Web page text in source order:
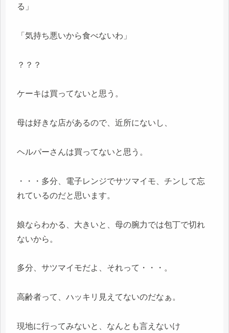
る」
「気持ち悪いから食べないわ」
？？？
ケーキは買ってないと思う。
母は好きな店があるので、近所にないし、
ヘルパーさんは買ってないと思う。
・・・多分、電子レンジでサツマイモ、チンして忘
れているのだと思います。
娘ならわかる、大きいと、母の腕力では包丁で切れ
ないから。
多分、サツマイモだよ、それって・・・。
高齢者って、ハッキリ見えてないのだなぁ。
現地に行ってみないと、なんとも言えないけ